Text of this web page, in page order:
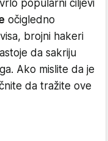
popularni ciljevi
očigledno
brojni hakeri
da sakriju
Ako mislite da je
da tražite ove